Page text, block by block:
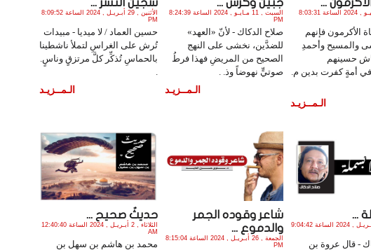
الأحد , 9 يـونـيـو , 2024 الساعة 8:03:31
الأكرمون فإنهم
والمسيح وأحمدِ
حسينهم
أمةٍ كفرت بدين م.
الـمــزيـد
السبت , 11 مـايـو , 2024 الساعة 8:24:39
PM
صلاح الدكاك - لأنّ «العهد»
للضدَّين، نخشى على النهج
الصحيح من المريضِ فهذا فرطُ
صوتيٍّ نهوضاً وذ. .
الـمــزيـد
الأثنين , 29 أبـريـل , 2024 الساعة 8:09:52
PM
حسين العماد / لا ميديا - مبيدات
تُرش على الغراسِ لتملأ ناشطينا
بالحماسِ تُذكِّر كلَّ مرتزقٍ وناسٍ.
الـمــزيـد
...
السبت , 27 أبـريـل , 2024 الساعة 9:04:42
- قال عروة بن
شاعر وقوده الجمر
والدموع ...
الجمعة , 26 أبـريـل , 2024 الساعة 8:15:04
PM
حديثٌ صحيح ...
الثلاثاء , 2 أبـريـل , 2024 الساعة 12:40:40
AM
محمد بن هاشم بن سهل بن